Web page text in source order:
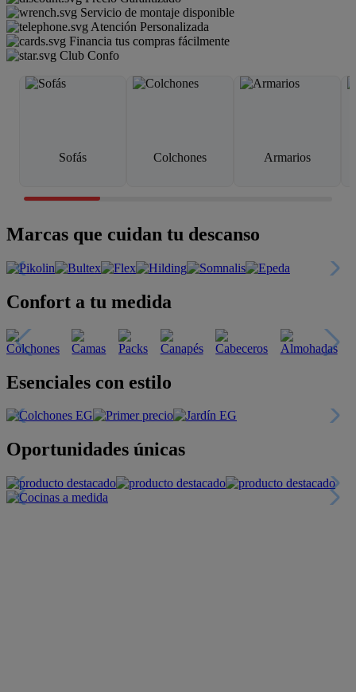
Servicio de montaje disponible
Atención Personalizada
Financia tus compras fácilmente
Club Confo
Sofás Colchones Armarios
Marcas que cuidan tu descanso
Confort a tu medida
Esenciales con estilo
Oportunidades únicas